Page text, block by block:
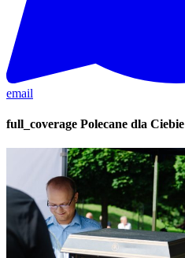
email
full_coverage Polecane dla Ciebie